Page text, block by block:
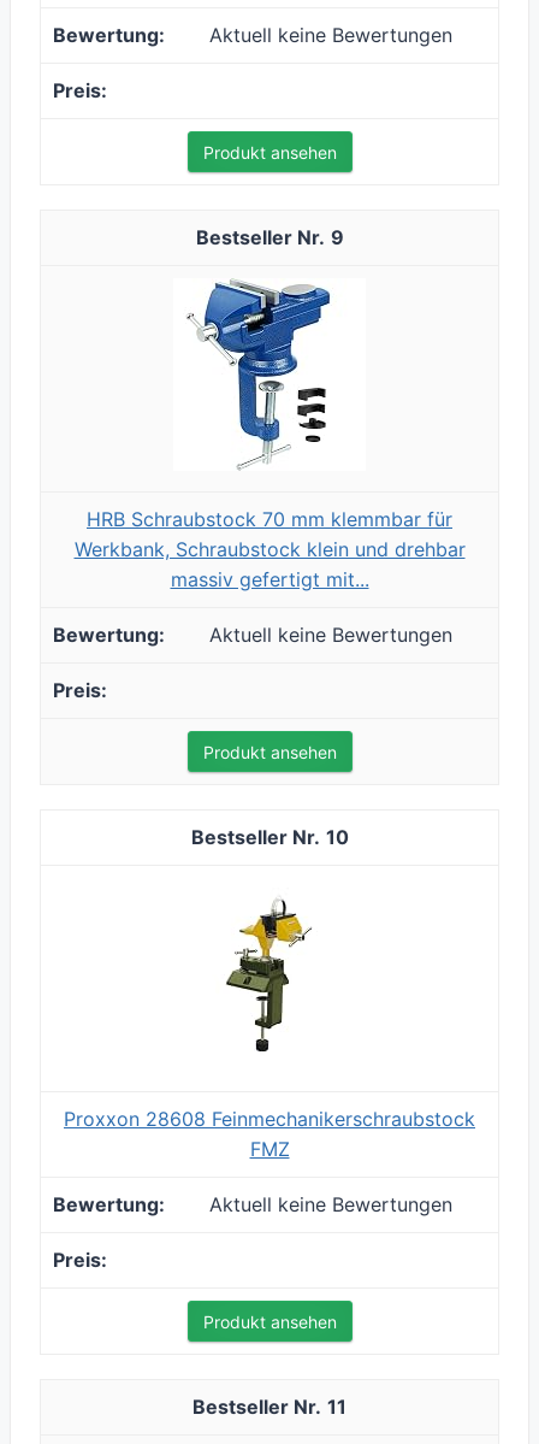
Aktuell keine Bewertungen
Produkt ansehen
9
HRB Schraubstock 70 mm klemmbar für
Werkbank, Schraubstock klein und drehbar
massiv gefertigt mit...
Aktuell keine Bewertungen
Produkt ansehen
10
Proxxon 28608 Feinmechanikerschraubstock
FMZ
Aktuell keine Bewertungen
Produkt ansehen
11